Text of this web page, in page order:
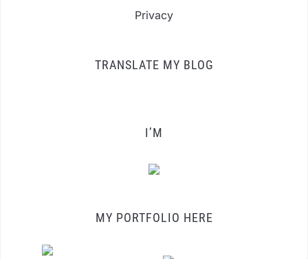
Privacy
TRANSLATE MY BLOG
I’M
MY PORTFOLIO HERE